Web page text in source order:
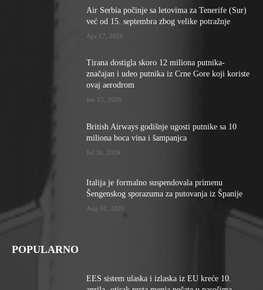
Air Serbia počinje sa letovima za Tenerife (Sur)
već od 15. septembra zbog velike potražnje
Apr 17, 2026
Tirana dostigla skoro 12 miliona putnika-
značajan i udeo putnika iz Crne Gore koji koriste
ovaj aerodrom
Jan 15, 2026
British Airways godišnje ugosti putnike sa 10
miliona boca vina i šampanjca
Jul 30, 2026
Italija je formalno suspendovala primenu
Šengenskog sporazuma za putovanja iz Španije
Aug 02, 2026
POPULARNO
EES sistem ulaska i izlaska iz EU kreće 10.